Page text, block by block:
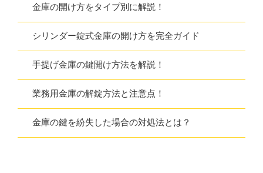
金庫の開け方をタイプ別に解説！
シリンダー錠式金庫の開け方を完全ガイド
手提げ金庫の鍵開け方法を解説！
業務用金庫の解錠方法と注意点！
金庫の鍵を紛失した場合の対処法とは？